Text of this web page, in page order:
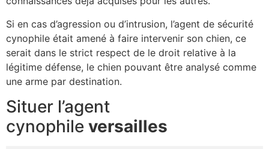
Si en cas d’agression ou d’intrusion, l’agent de sécurité
cynophile était amené à faire intervenir son chien, ce
serait dans le strict respect de le droit relative à la
légitime défense, le chien pouvant être analysé comme
une arme par destination.
Situer l’agent
cynophile versailles